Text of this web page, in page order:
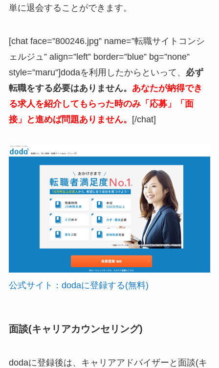
単に退会することができます。
[chat face=”800246.jpg” name=”転職サイトコンシ
ェルジュ” align=”left” border=”blue” bg=”none”
style=”maru”]dodaを利用したからといって、 必ず
転職をする必要はありません。 あなたが納得でき
る求人を紹介してもらった時のみ「応募」「面
接」と進めば問題ありません。 [/chat]
公式サイト：dodaに登録する(無料)
面談(キャリアカウンセリング)
dodaに登録後は、キャリアアドバイザーと面談(キ